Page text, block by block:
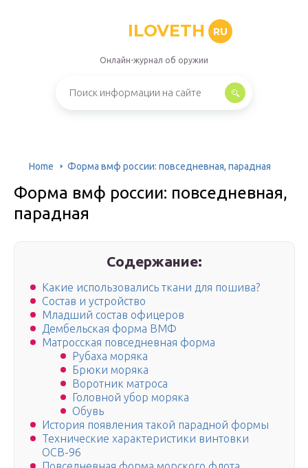
ILOVETH RU
Онлайн-журнал об оружии
Home Форма вмф россии: повседневная, парадная
Форма вмф россии: повседневная,
парадная
Содержание:
Какие использовались ткани для пошива?
Состав и устройство
Младший состав офицеров
Дембельская форма ВМФ
Матросская повседневная форма
Рубаха моряка
Брюки моряка
Воротник матроса
Головной убор моряка
Обувь
История появления такой парадной формы
Технические характеристики винтовки
ОСВ-96